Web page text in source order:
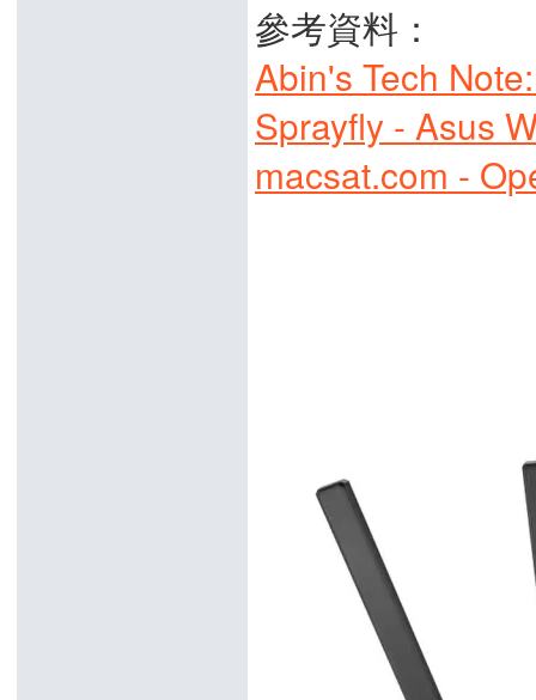
參考資料：
Abin's Tech
Sprayfly - Asus
macsat.com -